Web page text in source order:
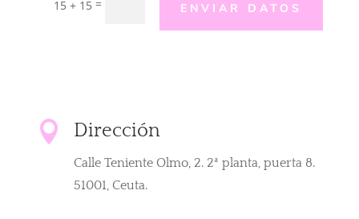
15 + 15 = ENVIAR DATOS
 Dirección
Calle Teniente Olmo, 2. 2ª planta, puerta 8.
51001, Ceuta.